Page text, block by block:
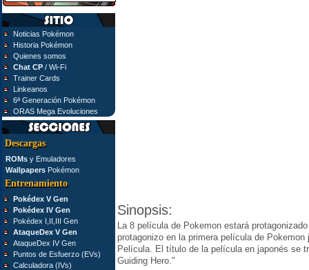
Noticias Pokémon
Historia Pokémon
Quienes somos
Chat CP / Wi-Fi
Trainer Cards
Linkeanos
6ª Generación Pokémon
ORAS Mega Evoluciones
Descargas
ROMs y Emuladores
Wallpapers Pokémon
Entrenamiento
Pokédex V Gen
Pokédex IV Gen
Pokédex I,II,III Gen
AtaqueDex V Gen
AtaqueDex IV Gen
Puntos de Esfuerzo (EVs)
Calculadora (IVs)
Sinopsis:
La 8 película de Pokemon estará
protagonizo en la primera película de
Película. El título de la película en japonés se
Guiding Hero."